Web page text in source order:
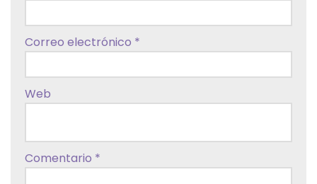
Correo electrónico *
Web
Comentario *